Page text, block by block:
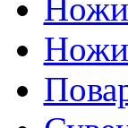
Ножи
Ножи